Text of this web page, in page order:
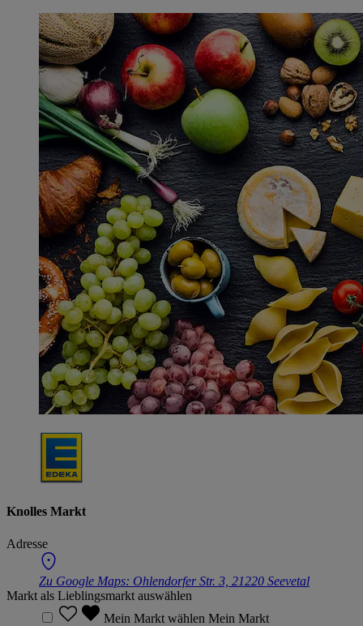
Knolles Markt
Adresse
Zu Google Maps: Ohlendorfer Str. 3, 21220 Seevetal
Markt als Lieblingsmarkt auswählen
Mein Markt wählen Mein Markt